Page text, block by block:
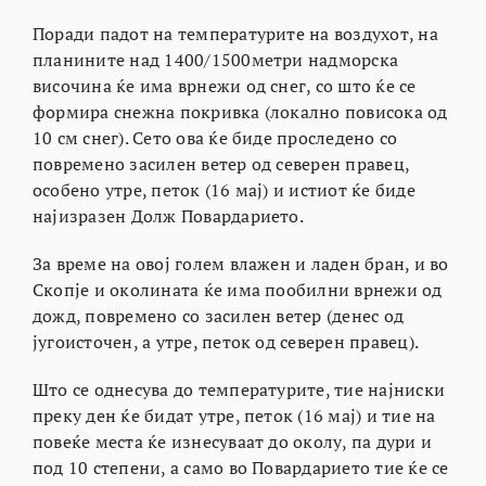
Поради падот на температурите на воздухот, на
планините над 1400/1500метри надморска
височина ќе има врнежи од снег, со што ќе се
формира снежна покривка (локално повисока од
10 cм снег). Сето ова ќе биде проследено со
повремено засилен ветер од северен правец,
особено утре, петок (16 мај) и истиот ќе биде
најизразен Долж Повардарието.
За време на овој голем влажен и ладен бран, и во
Скопје и околината ќе има пообилни врнежи од
дожд, повремено со засилен ветер (денес од
југоисточен, а утре, петок од северен правец).
Што се однесува до температурите, тие најниски
преку ден ќе бидат утре, петок (16 мај) и тие на
повеќе места ќе изнесуваат до околу, па дури и
под 10 степени, а само во Повардарието тие ќе се